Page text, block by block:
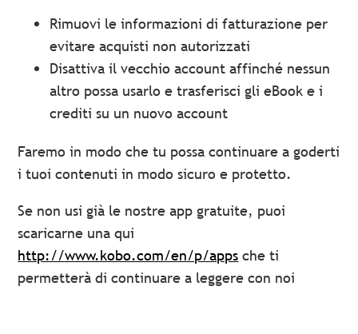
Rimuovi le informazioni di fatturazione per
evitare acquisti non autorizzati
Disattiva il vecchio account affinché nessun
altro possa usarlo e trasferisci gli eBook e i
crediti su un nuovo account
Faremo in modo che tu possa continuare a goderti
i tuoi contenuti in modo sicuro e protetto.
Se non usi già le nostre app gratuite, puoi
scaricarne una qui
http://www.kobo.com/en/p/apps che ti
permetterà di continuare a leggere con noi